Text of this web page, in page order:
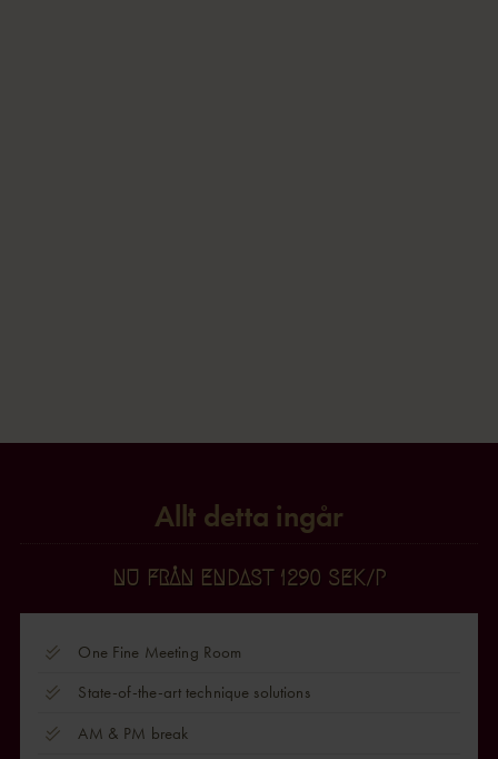
Allt detta ingår
NU FRÅN ENDAST 1290 SEK/P
One Fine Meeting Room
State-of-the-art technique solutions
AM & PM break